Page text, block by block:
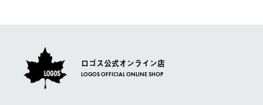
ロゴス公式オンライン店
LOGOS OFFICIAL ONLINE SHOP